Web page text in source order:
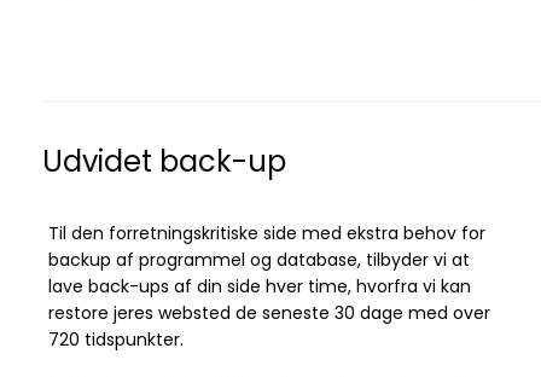
Udvidet back-up
Til den forretningskritiske side med ekstra behov for
backup af programmel og database, tilbyder vi at
lave back-ups af din side hver time, hvorfra vi kan
restore jeres websted de seneste 30 dage med over
720 tidspunkter.